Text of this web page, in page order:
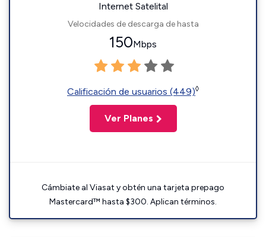
Internet Satelital
Velocidades de descarga de hasta
150Mbps
Calificación de usuarios (449)◊
Ver Planes
Cámbiate al Viasat y obtén una tarjeta prepago
Mastercard™ hasta $300. Aplican términos.